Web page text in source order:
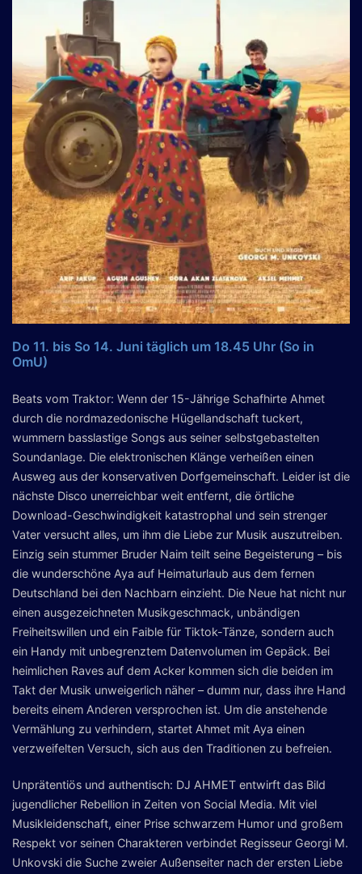
Do 11. bis So 14. Juni täglich um 18.45 Uhr (So in
OmU)
Beats vom Traktor: Wenn der 15-Jährige Schafhirte Ahmet
durch die nordmazedonische Hügellandschaft tuckert,
wummern basslastige Songs aus seiner selbstgebastelten
Soundanlage. Die elektronischen Klänge verheißen einen
Ausweg aus der konservativen Dorfgemeinschaft. Leider ist die
nächste Disco unerreichbar weit entfernt, die örtliche
Download-Geschwindigkeit katastrophal und sein strenger
Vater versucht alles, um ihm die Liebe zur Musik auszutreiben.
Einzig sein stummer Bruder Naim teilt seine Begeisterung – bis
die wunderschöne Aya auf Heimaturlaub aus dem fernen
Deutschland bei den Nachbarn einzieht. Die Neue hat nicht nur
einen ausgezeichneten Musikgeschmack, unbändigen
Freiheitswillen und ein Faible für Tiktok-Tänze, sondern auch
ein Handy mit unbegrenztem Datenvolumen im Gepäck. Bei
heimlichen Raves auf dem Acker kommen sich die beiden im
Takt der Musik unweigerlich näher – dumm nur, dass ihre Hand
bereits einem Anderen versprochen ist. Um die anstehende
Vermählung zu verhindern, startet Ahmet mit Aya einen
verzweifelten Versuch, sich aus den Traditionen zu befreien.
Unprätentiös und authentisch: DJ AHMET entwirft das Bild
jugendlicher Rebellion in Zeiten von Social Media. Mit viel
Musikleidenschaft, einer Prise schwarzem Humor und großem
Respekt vor seinen Charakteren verbindet Regisseur Georgi M.
Unkovski die Suche zweier Außenseiter nach der ersten Liebe